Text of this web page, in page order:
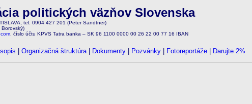
politických väzňov Slovenska
tel. 0904 427 201 (Peter Sandtner)
, číslo účtu KPVS Tatra banka – SK 96 1100 0000 00 26 22 00 77 16 IBAN
Organizačná štruktúra| Dokumenty Pozvánky Fotoreportáže Darujte 2%